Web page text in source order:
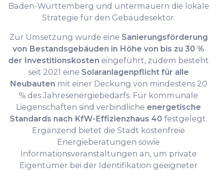
Baden-Württemberg und untermauern die lokale
Strategie für den Gebäudesektor.
Zur Umsetzung wurde eine Sanierungsförderung
von Bestandsgebäuden in Höhe von bis zu 30 %
der Investitionskosten eingeführt, zudem besteht
seit 2021 eine Solaranlagenpflicht für alle
Neubauten mit einer Deckung von mindestens 20
% des Jahresenergiebedarfs. Für kommunale
Liegenschaften sind verbindliche energetische
Standards nach KfW-Effizienzhaus 40 festgelegt.
Ergänzend bietet die Stadt kostenfreie
Energieberatungen sowie
Informationsveranstaltungen an, um private
Eigentümer bei der Identifikation geeigneter